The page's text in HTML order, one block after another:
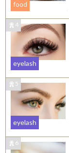
food
4
eyelash
5
eyelash
6